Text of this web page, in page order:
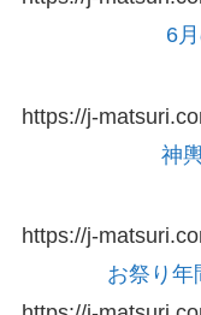
6
https://j-
神
https://j-
お祭り年